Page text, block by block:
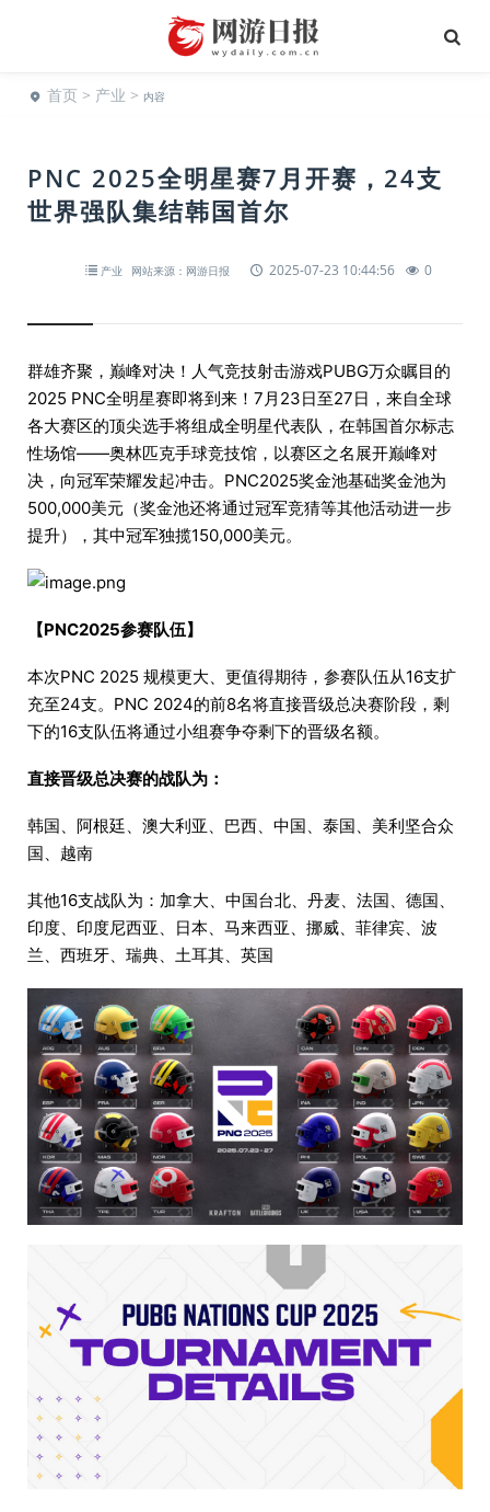
首页 > 产业 > 内容
PNC 2025全明星赛7月开赛，24支
世界强队集结韩国首尔
产业 网站来源：网游日报 2025-07-23 10:44:56 0
群雄齐聚，巅峰对决！人气竞技射击游戏PUBG万众瞩目的
2025 PNC全明星赛即将到来！7月23日至27日，来自全球
各大赛区的顶尖选手将组成全明星代表队，在韩国首尔标志
性场馆——奥林匹克手球竞技馆，以赛区之名展开巅峰对
决，向冠军荣耀发起冲击。PNC2025奖金池基础奖金池为
500,000美元（奖金池还将通过冠军竞猜等其他活动进一步
提升），其中冠军独揽150,000美元。
【PNC2025参赛队伍】
本次PNC 2025 规模更大、更值得期待，参赛队伍从16支扩
充至24支。PNC 2024的前8名将直接晋级总决赛阶段，剩
下的16支队伍将通过小组赛争夺剩下的晋级名额。
直接晋级总决赛的战队为：
韩国、阿根廷、澳大利亚、巴西、中国、泰国、美利坚合众
国、越南
其他16支战队为：加拿大、中国台北、丹麦、法国、德国、
印度、印度尼西亚、日本、马来西亚、挪威、菲律宾、波
兰、西班牙、瑞典、土耳其、英国